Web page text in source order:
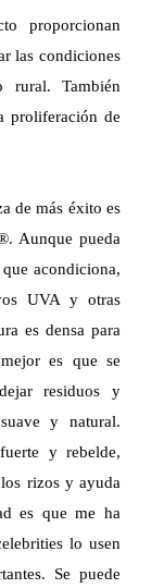
proporcionan
las condiciones
rural. También
proliferación de
de más éxito es
Aunque pueda
acondiciona,
UVA y otras
es densa para
es que se
residuos y
y natural.
y rebelde,
rizos y ayuda
es que me ha
lo usen
Se puede